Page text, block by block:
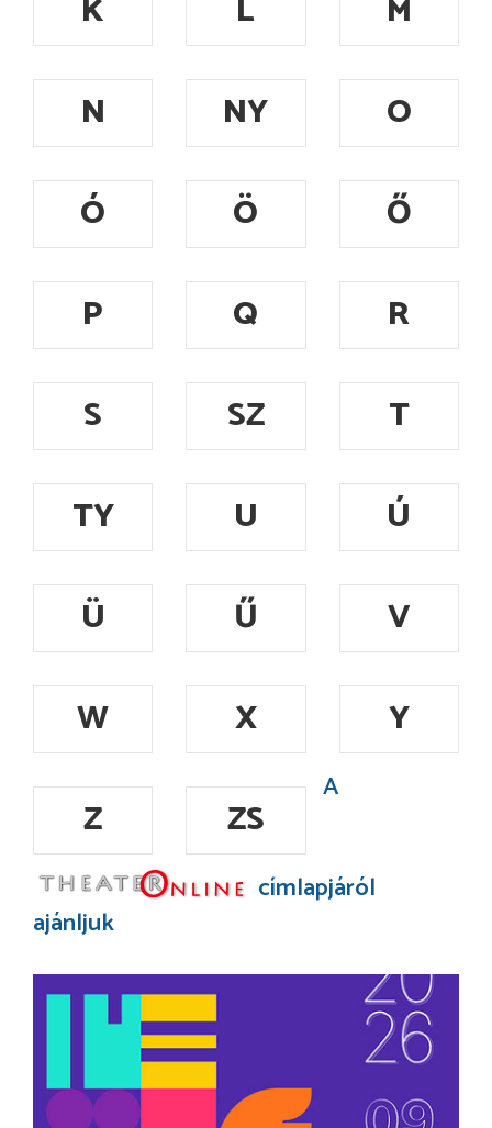
K L
M
N
NY
O
Ó
Ö
Ő
P
Q
R
S
SZ
T
TY
U
Ú
Ü
Ű
V
W
X
Y
Z
ZS
A
címlapjáról
ajánljuk